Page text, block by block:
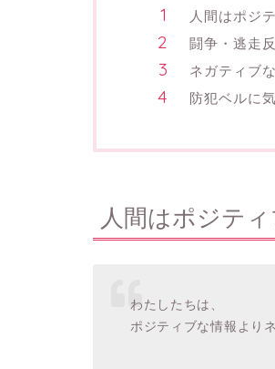
人間はポジ
闘争・逃走
ネガティブ
防犯ベルに
人間はポジテ
わたしたちは、
ポジティブな情報より